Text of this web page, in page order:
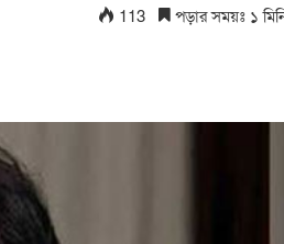
113 পড়ার সময়ঃ ১